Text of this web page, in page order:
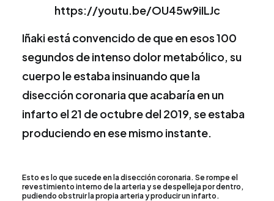
https://youtu.be/OU45w9iILJc
Iñaki está convencido de que en esos 100
segundos de intenso dolor metabólico, su
cuerpo le estaba insinuando que la
disección coronaria que acabaría en un
infarto el 21 de octubre del 2019, se estaba
produciendo en ese mismo instante.
Esto es lo que sucede en la disección coronaria. Se rompe el
revestimiento interno de la arteria y se despelleja por dentro,
pudiendo obstruir la propia arteria y producir un infarto.